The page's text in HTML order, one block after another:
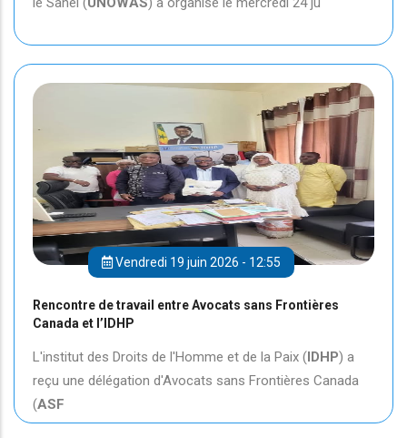
Vendredi 19 juin 2026 - 12:55
Rencontre de travail entre Avocats sans Frontières
Canada et l’IDHP
L'institut des Droits de l'Homme et de la Paix (IDHP) a
reçu une délégation d'Avocats sans Frontières Canada
(ASF